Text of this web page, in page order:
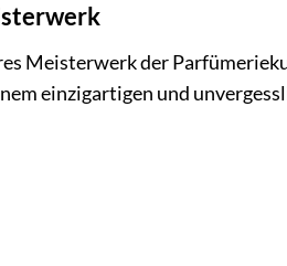
Meisterwerk der
einzigartigen und